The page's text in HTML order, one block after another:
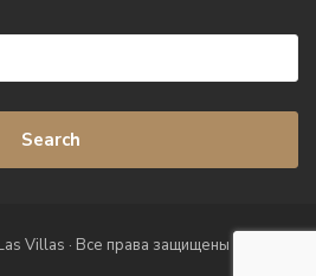
Search
Villas · Все права защищены